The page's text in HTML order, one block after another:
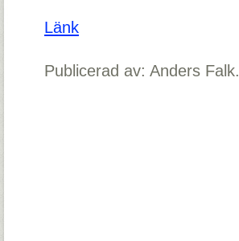
Länk
Publicerad av: Anders Falk.